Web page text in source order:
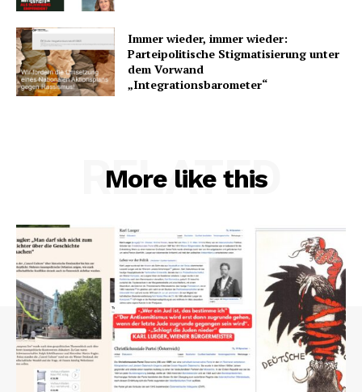
Immer wieder, immer wieder:
Parteipolitische Stigmatisierung unter
dem Vorwand
„Integrationsbarometer“
More like this
RELATED